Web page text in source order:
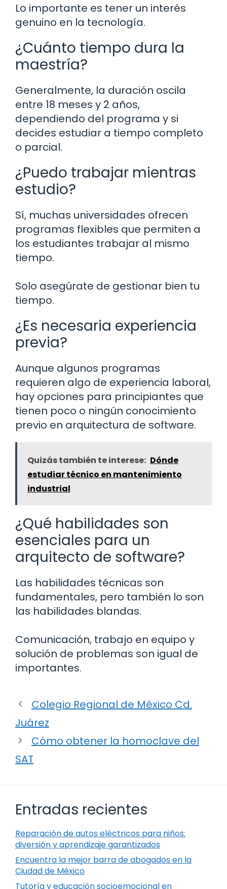
Lo importante es tener un interés
genuino en la tecnología.
¿Cuánto tiempo dura la
maestría?
Generalmente, la duración oscila
entre 18 meses y 2 años,
dependiendo del programa y si
decides estudiar a tiempo completo
o parcial.
¿Puedo trabajar mientras
estudio?
Sí, muchas universidades ofrecen
programas flexibles que permiten a
los estudiantes trabajar al mismo
tiempo.
Solo asegúrate de gestionar bien tu
tiempo.
¿Es necesaria experiencia
previa?
Aunque algunos programas
requieren algo de experiencia laboral,
hay opciones para principiantes que
tienen poco o ningún conocimiento
previo en arquitectura de software.
Quizás también te interese: Dónde
estudiar técnico en mantenimiento
industrial
¿Qué habilidades son
esenciales para un
arquitecto de software?
Las habilidades técnicas son
fundamentales, pero también lo son
las habilidades blandas.
Comunicación, trabajo en equipo y
solución de problemas son igual de
importantes.
Colegio Regional de México Cd.
Juárez
Cómo obtener la homoclave del
SAT
Entradas recientes
Reparación de autos eléctricos para niños:
diversión y aprendizaje garantizados
Encuentra la mejor barra de abogados en la
Ciudad de México
Tutoría y educación socioemocional en